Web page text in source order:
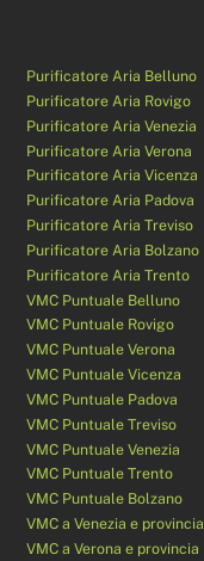
Purificatore Aria Belluno
Purificatore Aria Rovigo
Purificatore Aria Venezia
Purificatore Aria Verona
Purificatore Aria Vicenza
Purificatore Aria Padova
Purificatore Aria Treviso
Purificatore Aria Bolzano
Purificatore Aria Trento
VMC Puntuale Belluno
VMC Puntuale Rovigo
VMC Puntuale Verona
VMC Puntuale Vicenza
VMC Puntuale Padova
VMC Puntuale Treviso
VMC Puntuale Venezia
VMC Puntuale Trento
VMC Puntuale Bolzano
VMC a Venezia e provincia
VMC a Verona e provincia